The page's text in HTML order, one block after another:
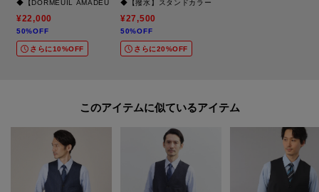
3ピースのタイドアップスタイルがおすすめです。
【仕様】
※照明の関係により、実際よりも色味が違って見える場合があります。ま
た、パソコン・スマートフォンなどの環境により、若干製品と画像のカラー
◆【DORMEUIL AMADEUS365】ダイアゴナル柄 ベスト /3ピース対応
¥22,000
50%OFF
さらに10%OFF
◆【撥水】スタンドカラー スプリングコート
¥27,500
50%OFF
さらに20%OFF
このアイテムに似ているアイテム